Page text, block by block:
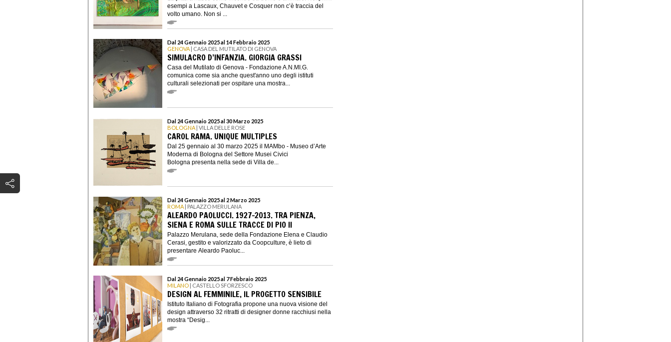
esempi a Lascaux, Chauvet e Cosquer non c’è traccia del
volto umano. Non si ...
Dal 24 Gennaio 2025 al 14 Febbraio 2025
GENOVA | CASA DEL MUTILATO DI GENOVA
SIMULACRO D’INFANZIA. GIORGIA GRASSI
Casa del Mutilato di Genova - Fondazione A.N.MI.G.
comunica come sia anche quest'anno uno degli istituti
culturali selezionati per ospitare una mostra...
Dal 24 Gennaio 2025 al 30 Marzo 2025
BOLOGNA | VILLA DELLE ROSE
CAROL RAMA. UNIQUE MULTIPLES
Dal 25 gennaio al 30 marzo 2025 il MAMbo - Museo d’Arte
Moderna di Bologna del Settore Musei Civici
Bologna presenta nella sede di Villa de...
Dal 24 Gennaio 2025 al 2 Marzo 2025
ROMA | PALAZZO MERULANA
ALEARDO PAOLUCCI. 1927-2013. TRA PIENZA,
SIENA E ROMA SULLE TRACCE DI PIO II
Palazzo Merulana, sede della Fondazione Elena e Claudio
Cerasi, gestito e valorizzato da Coopculture, è lieto di
presentare Aleardo Paoluc...
Dal 24 Gennaio 2025 al 7 Febbraio 2025
MILANO | CASTELLO SFORZESCO
DESIGN AL FEMMINILE, IL PROGETTO SENSIBILE
Istituto Italiano di Fotografia propone una nuova visione del
design attraverso 32 ritratti di designer donne racchiusi nella
mostra “Desig...